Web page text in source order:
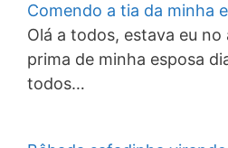
Comendo a tia da minha
Olá a todos, estava eu no
prima de minha esposa
todos…